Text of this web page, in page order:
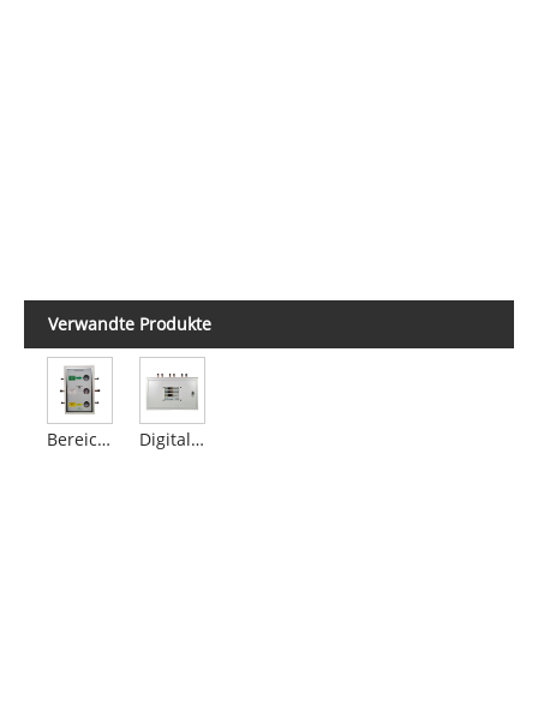
Verwandte Produkte
Bereichsventil-Serviceeinheiten AVSU Digitale Flächenventil-Wartungseinheiten mit LED-Anzeige AVSU